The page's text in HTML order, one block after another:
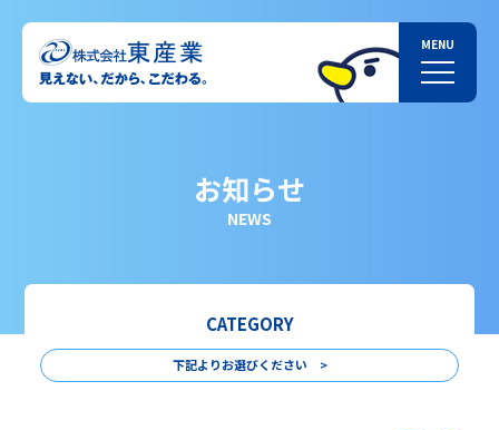
お知らせ
NEWS
CATEGORY
下記よりお選びください >